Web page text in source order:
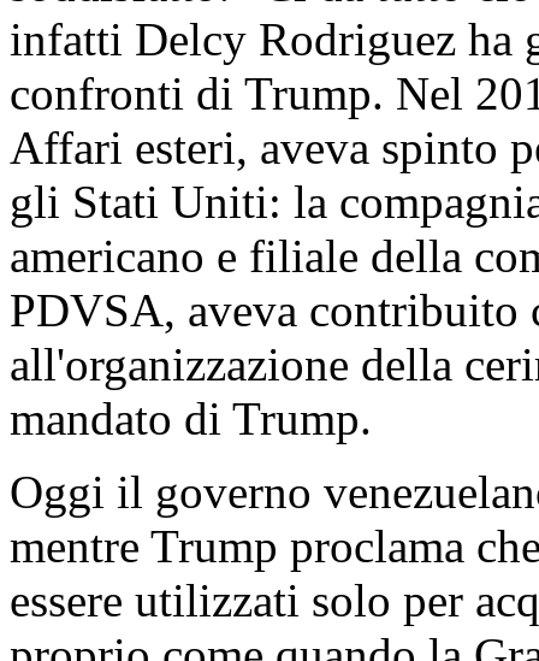
infatti Delcy Rodriguez ha
confronti di Trump. Nel
Affari esteri, aveva spinto
gli Stati Uniti: la
americano e filiale della
PDVSA, aveva contribuito
all'organizzazione della
mandato di Trump.
Oggi il governo
mentre Trump proclama
essere utilizzati solo per